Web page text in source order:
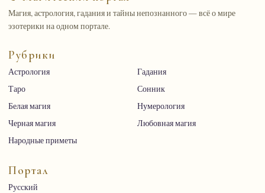
Магия, астрология, гадания и тайны непознанного — всё о мире
эзотерики на одном портале.
Рубрики
Астрология
Гадания
Таро
Сонник
Белая магия
Нумерология
Черная магия
Любовная магия
Народные приметы
Портал
Русский